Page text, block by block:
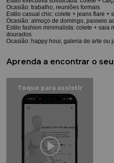
Ocasião: trabalho, reuniões formais
Estilo casual chic: colete + jeans flare
Ocasião: almoço de domingo, passeio
Estilo fashion minimalista: colete + saia
dourados
Ocasião: happy hour, galeria de arte ou
Aprenda a encontrar o